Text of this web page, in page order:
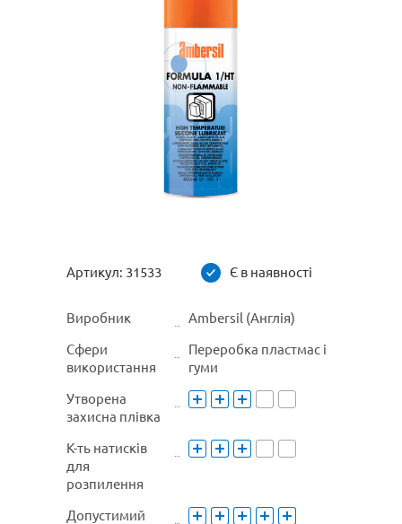
Артикул: 31533 Є в наявності
Виробник Ambersil (Англія)
Сфери
використання
Переробка пластмас і
гуми
Утворена
захисна плівка
К-ть натисків
для
розпилення
Допустимий